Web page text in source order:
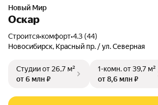
Новый Мир
Оскар
Строится•комфорт•4.3 (44)
Новосибирск, Красный пр. / ул. Северная
Студииот 26,7 м²
от 6 млн ₽
1-комн.от 39,7 м²
от 8,6 млн ₽